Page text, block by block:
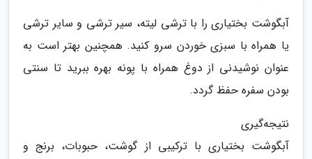
آبگوشت بختیاری را با ترشی لیته، سیر ترشی و سایر ترشی
یا همراه با سبزی خوردن سرو کنید. همچنین بهتر است به
عنوان نوشیدنی از دوغ همراه با پونه بهره ببرید تا سنتی
بودن سفره حفظ گردد.
نتیجه‌گیری
آبگوشت بختیاری با ترکیبی از گوشت، حبوبات، برنج و